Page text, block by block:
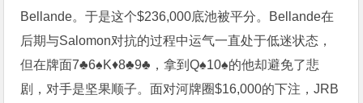
Bellande。于是这个$236,000底池被平分。Bellande在
后期与Salomon对抗的过程中运气一直处于低迷状态，
但在牌面7♣6♠K♦8♣9♣，拿到Q♠10♠的他却避免了悲
剧，对手是坚果顺子。面对河牌圈$16,000的下注，JRB